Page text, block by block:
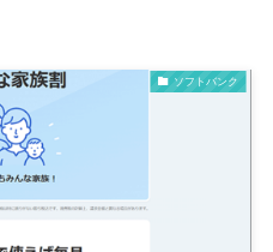
ソフトバンク